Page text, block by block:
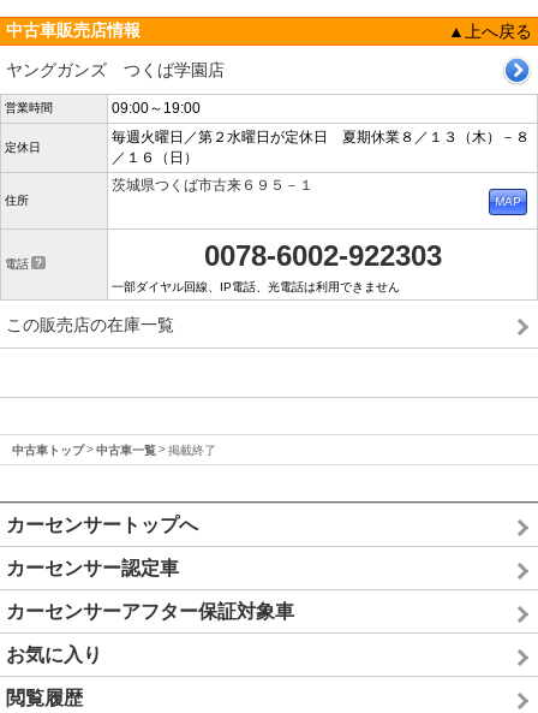
中古車販売店情報
▲上へ戻る
ヤングガンズ つくば学園店
営業時間 09:00～19:00
定休日
毎週火曜日／第２水曜日が定休日 夏期休業８／１３（木）－８
／１６（日）
住所
茨城県つくば市古来６９５－１
電話 0078-6002-922303
一部ダイヤル回線、IP電話、光電話は利用できません
この販売店の在庫一覧
中古車トップ 中古車一覧 掲載終了
カーセンサートップへ
カーセンサー認定車
カーセンサーアフター保証対象車
お気に入り
閲覧履歴